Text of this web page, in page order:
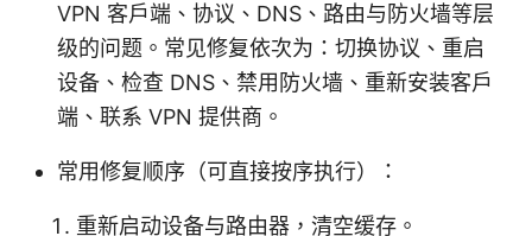
VPN 客户端、协议、DNS、路由与防火墙等层
级的问题。常见修复依次为：切换协议、重启
设备、检查 DNS、禁用防火墙、重新安装客户
端、联系 VPN 提供商。
常用修复顺序（可直接按序执行）：
重新启动设备与路由器，清空缓存。